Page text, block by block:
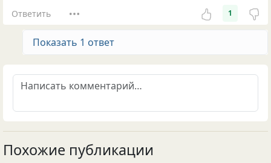
Ответить 1
Показать 1 ответ
Похожие публикации